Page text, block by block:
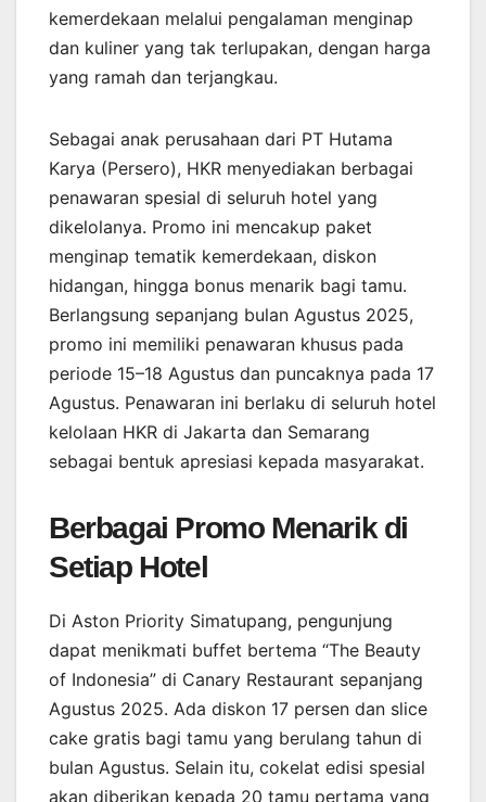
kemerdekaan melalui pengalaman menginap
dan kuliner yang tak terlupakan, dengan harga
yang ramah dan terjangkau.
Sebagai anak perusahaan dari PT Hutama
Karya (Persero), HKR menyediakan berbagai
penawaran spesial di seluruh hotel yang
dikelolanya. Promo ini mencakup paket
menginap tematik kemerdekaan, diskon
hidangan, hingga bonus menarik bagi tamu.
Berlangsung sepanjang bulan Agustus 2025,
promo ini memiliki penawaran khusus pada
periode 15–18 Agustus dan puncaknya pada 17
Agustus. Penawaran ini berlaku di seluruh hotel
kelolaan HKR di Jakarta dan Semarang
sebagai bentuk apresiasi kepada masyarakat.
Berbagai Promo Menarik di
Setiap Hotel
Di Aston Priority Simatupang, pengunjung
dapat menikmati buffet bertema “The Beauty
of Indonesia” di Canary Restaurant sepanjang
Agustus 2025. Ada diskon 17 persen dan slice
cake gratis bagi tamu yang berulang tahun di
bulan Agustus. Selain itu, cokelat edisi spesial
akan diberikan kepada 20 tamu pertama yang